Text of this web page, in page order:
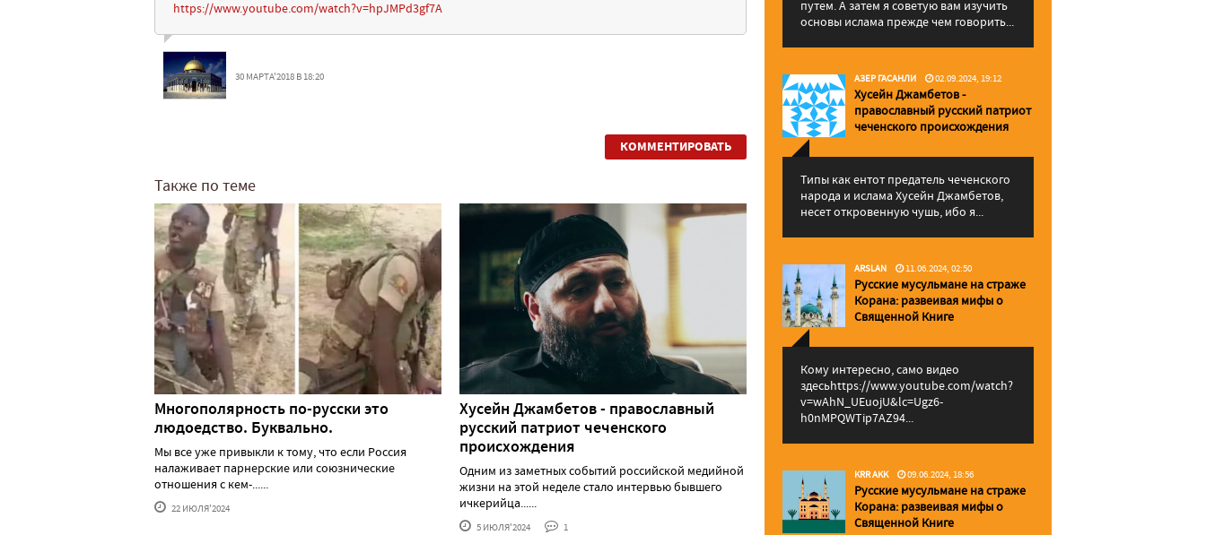
https://www.youtube.com/watch?v=hpJMPd3gf7A
30 МАРТА'2018 В 18:20
КОММЕНТИРОВАТЬ
Также по теме
Многополярность по-русски это
людоедство. Буквально.
Мы все уже привыкли к тому, что если Россия
налаживает парнерские или союзнические
отношения с кем-......
22 ИЮЛЯ'2024
Хусейн Джамбетов - православный
русский патриот чеченского
происхождения
Одним из заметных событий российской медийной
жизни на этой неделе стало интервью бывшего
ичкерийца......
5 ИЮЛЯ'2024 1
путем. А затем я советую вам изучить
основы ислама прежде чем говорить...
АЗЕР ГАСАНЛИ 02.09.2024, 19:12
Хусейн Джамбетов -
православный русский патриот
чеченского происхождения
Типы как ентот предатель чеченского
народа и ислама Хусейн Джамбетов,
несет откровенную чушь, ибо я...
ARSLAN 11.06.2024, 02:50
Русские мусульмане на страже
Корана: pазвеивая мифы о
Священной Книге
Кому интересно, само видео
здесьhttps://www.youtube.com/watch?
v=wAhN_UEuojU&lc=Ugz6-
h0nMPQWTip7AZ94...
KRR AKK 09.06.2024, 18:56
Русские мусульмане на страже
Корана: pазвеивая мифы о
Священной Книге